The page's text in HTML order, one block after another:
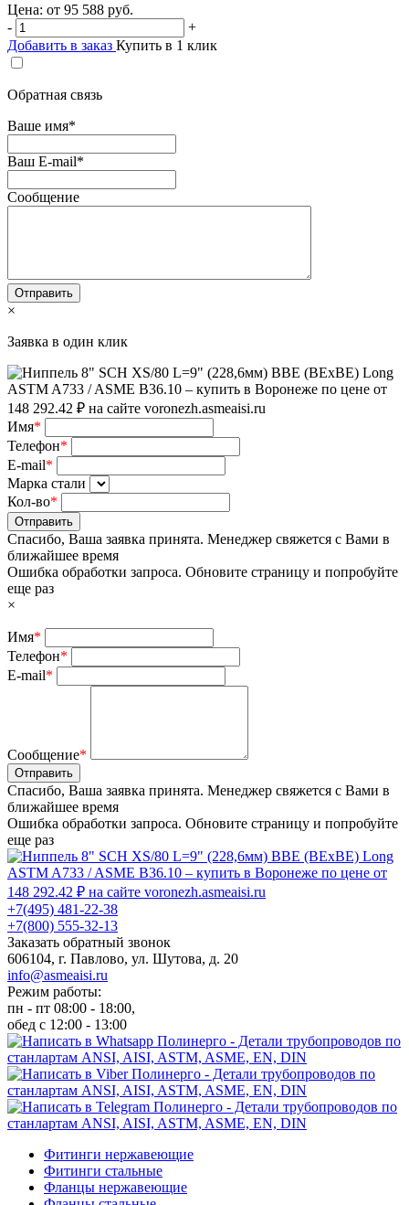
Цена: от 95 588 руб.
-
+
Добавить в заказ Купить в 1 клик
Обратная связь
Ваше имя*
Ваш E-mail*
Сообщение
×
Заявка в один клик
Имя*
Телефон*
E-mail*
Марка стали
Кол-во*
Отправить
Спасибо, Ваша заявка принята. Менеджер свяжется с Вами в
ближайшее время
Ошибка обработки запроса. Обновите страницу и попробуйте
еще раз
×
Имя*
Телефон*
E-mail*
Сообщение*
Отправить
Спасибо, Ваша заявка принята. Менеджер свяжется с Вами в
ближайшее время
Ошибка обработки запроса. Обновите страницу и попробуйте
еще раз
+7(495) 481-22-38
+7(800) 555-32-13
Заказать обратный звонок
606104, г. Павлово, ул. Шутова, д. 20
info@asmeaisi.ru
Режим работы:
пн - пт 08:00 - 18:00,
обед с 12:00 - 13:00
Фитинги нержавеющие
Фитинги стальные
Фланцы нержавеющие